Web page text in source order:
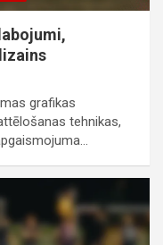
grafikas
tehnikas,